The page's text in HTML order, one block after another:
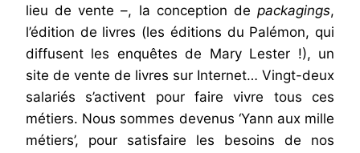
lieu de vente –, la conception de packagings,
l’édition de livres (les éditions du Palémon, qui
diffusent les enquêtes de Mary Lester !), un
site de vente de livres sur Internet… Vingt-deux
salariés s’activent pour faire vivre tous ces
métiers. Nous sommes devenus ‘Yann aux mille
métiers’, pour satisfaire les besoins de nos